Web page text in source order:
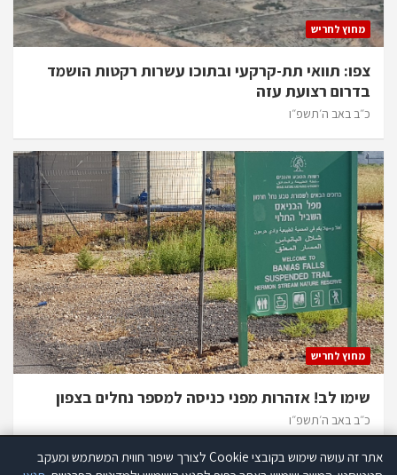
מחוץ לחריש
צפו: תוואי תת-קרקעי ובתוכו עשרות רקטות הושמד
בדרום רצועת עזה
כ״ב באב ה׳תשפ״ו
מחוץ לחריש
שימו לב! אזהרות מפני כניסה למספר נחלים בצפון
כ״ב באב ה׳תשפ״ו
אתר זה עושה שימוש בקובצי Cookie לצורך שיפור חווית המשתמש ומעקב
אתר זה עושה שימוש בקוקיז לצורך שיפור חווית המשתמש ומעקב סטטיסטי.